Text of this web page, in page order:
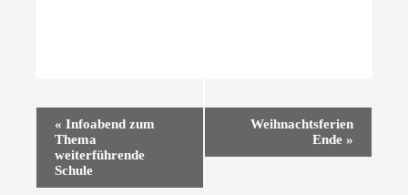
Veranstaltung-
Navigation
« Infoabend zum
Thema
weiterführende
Schule
Weihnachtsferien
Ende »